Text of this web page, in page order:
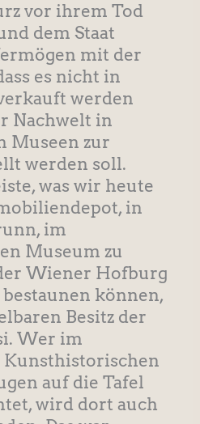
vor ihrem Tod
dem Staat
mit der
es nicht in
werden
Nachwelt in
Museen zur
werden soll.
was wir heute
in
im
Museum zu
Wiener Hofburg
können,
Besitz der
Wer im
Kunsthistorischen
auf die Tafel
wird dort auch